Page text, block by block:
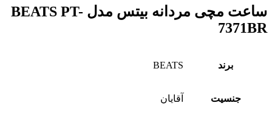
ساعت مچی مردانه بیتس مدل BEATS PT-
7371BR
برند BEATS
جنسیت آقایان